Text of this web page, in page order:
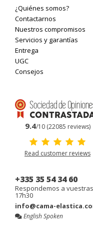
¿Quiénes somos?
Contactarnos
Nuestros compromisos
Servicios y garantías
Entrega
UGC
Consejos
9.4/10 (22085 reviews)
Read customer reviews
+335 35 54 34 60
Respondemos a
17h30
info@cama-
English Spoken